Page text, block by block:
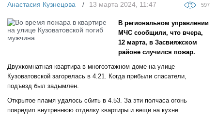
Анастасия Кузнецова 13 марта 2024, 11:47 597
В региональном управлении
МЧС сообщили, что вчера,
12 марта, в Засвияжском
районе случился пожар.
Двухкомнатная квартира в многоэтажном доме на улице
Кузоватовской загорелась в 4.21. Когда прибыли спасатели,
подъезд был задымлен.
Открытое пламя удалось сбить в 4.53. За эти полчаса огонь
повредил внутреннюю отделку квартиры и вещи на кухне.